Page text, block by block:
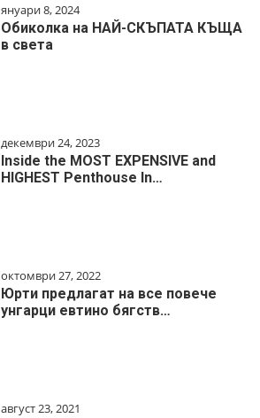
януари 8, 2024
Обиколка на НАЙ-СКЪПАТА КЪЩА
в света
декември 24, 2023
Inside the MOST EXPENSIVE and
HIGHEST Penthouse In…
октомври 27, 2022
Юрти предлагат на все повече
унгарци евтино бягств…
август 23, 2021